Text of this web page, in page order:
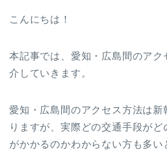
こんにちは！
本記事では、愛知・広島間のアク
介していきます。
愛知・広島間のアクセス方法は新
りますが、実際どの交通手段がど
がかかるのかわからない方も多い